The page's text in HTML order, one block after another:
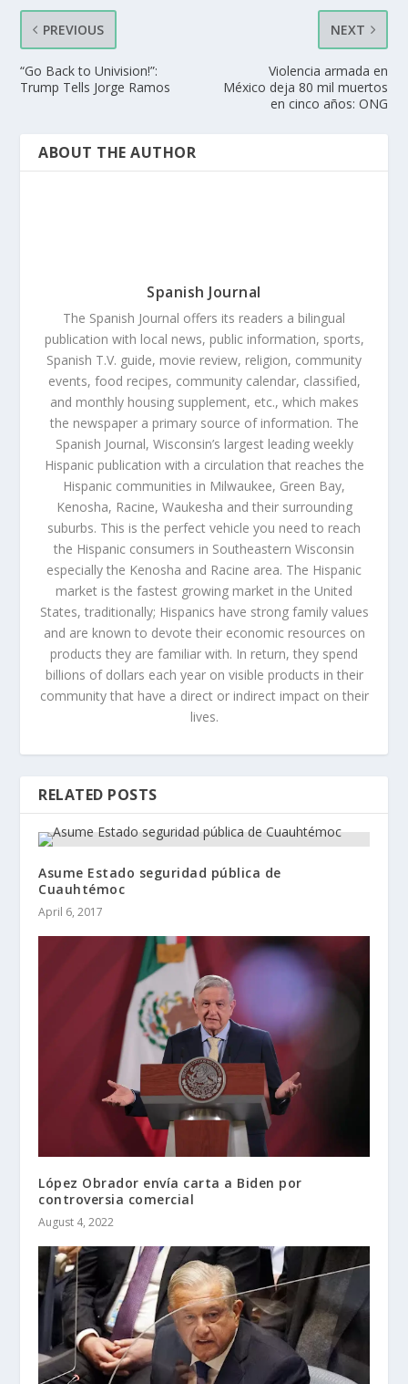
PREVIOUS
“Go Back to Univision!”:
Trump Tells Jorge Ramos
NEXT
Violencia armada en
México deja 80 mil muertos
en cinco años: ONG
ABOUT THE AUTHOR
Spanish Journal
The Spanish Journal offers its readers a bilingual
publication with local news, public information, sports,
Spanish T.V. guide, movie review, religion, community
events, food recipes, community calendar, classified,
and monthly housing supplement, etc., which makes
the newspaper a primary source of information. The
Spanish Journal, Wisconsin’s largest leading weekly
Hispanic publication with a circulation that reaches the
Hispanic communities in Milwaukee, Green Bay,
Kenosha, Racine, Waukesha and their surrounding
suburbs. This is the perfect vehicle you need to reach
the Hispanic consumers in Southeastern Wisconsin
especially the Kenosha and Racine area. The Hispanic
market is the fastest growing market in the United
States, traditionally; Hispanics have strong family values
and are known to devote their economic resources on
products they are familiar with. In return, they spend
billions of dollars each year on visible products in their
community that have a direct or indirect impact on their
lives.
RELATED POSTS
Asume Estado seguridad pública de
Cuauhtémoc
April 6, 2017
López Obrador envía carta a Biden por
controversia comercial
August 4, 2022